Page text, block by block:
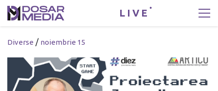
LIVE
Diverse / noiembrie 15